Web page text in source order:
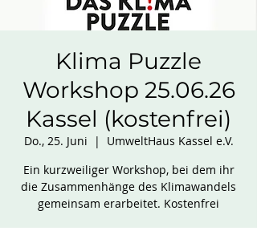
Klima Puzzle
Workshop 25.06.26
Kassel (kostenfrei)
Do., 25. Juni
  |
UmweltHaus Kassel e.V.
Ein kurzweiliger Workshop, bei dem ihr
die Zusammenhänge des Klimawandels
gemeinsam erarbeitet. Kostenfrei